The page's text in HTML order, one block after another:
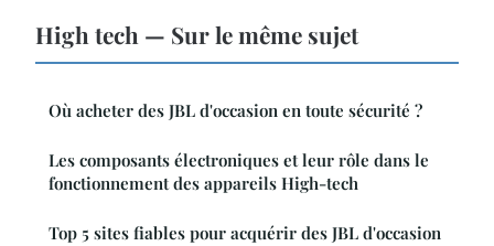
High tech — Sur le même sujet
Où acheter des JBL d'occasion en toute sécurité ?
Les composants électroniques et leur rôle dans le
fonctionnement des appareils High-tech
Top 5 sites fiables pour acquérir des JBL d'occasion